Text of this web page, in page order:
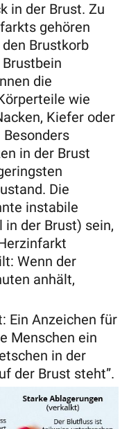
in der Brust. Zu
gehören
Brustkorb
die
wie
Kiefer oder
in der Brust
Die
instabile
der Brust) sein,
Wenn der
anhält,
Ein Anzeichen für
Menschen ein
in der
der Brust steht”.